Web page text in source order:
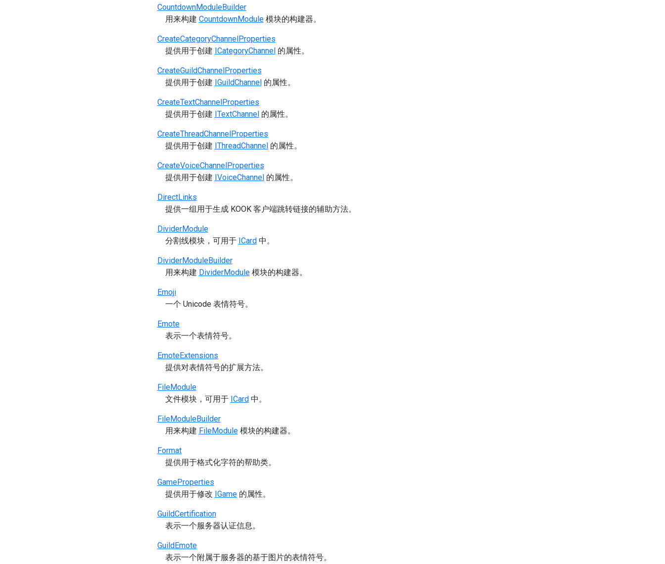
CountdownModuleBuilder
用来构建 CountdownModule模块的构建器。
CreateCategoryChannelProperties
提供用于创建 ICategoryChannel的属性。
CreateGuildChannelProperties
提供用于创建 IGuildChannel的属性。
CreateTextChannelProperties
提供用于创建 ITextChannel的属性。
CreateThreadChannelProperties
提供用于创建 IThreadChannel的属性。
CreateVoiceChannelProperties
提供用于创建 IVoiceChannel的属性。
DirectLinks
提供一组用于生成 KOOK 客户端跳转链接的辅助方法。
DividerModule
分割线模块，可用于 ICard中。
DividerModuleBuilder
用来构建 DividerModule模块的构建器。
Emoji
一个 Unicode 表情符号。
Emote
表示一个表情符号。
EmoteExtensions
提供对表情符号的扩展方法。
FileModule
文件模块，可用于 ICard中。
FileModuleBuilder
用来构建 FileModule模块的构建器。
Format
提供用于格式化字符的帮助类。
GameProperties
提供用于修改 IGame的属性。
GuildCertification
表示一个服务器认证信息。
GuildEmote
表示一个附属于服务器的基于图片的表情符号。